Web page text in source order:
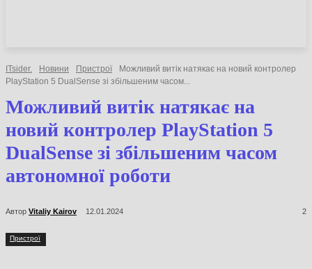
ITsider. Новини Пристрої
Можливий витік натякає на новий
контролер PlayStation 5 DualSense зі збільшеним часом...
Можливий витік натякає на
новий контролер PlayStation 5
DualSense зі збільшеним
часом автономної роботи
Автор Vitaliy Kairov 12.01.2024 2
Пристрої